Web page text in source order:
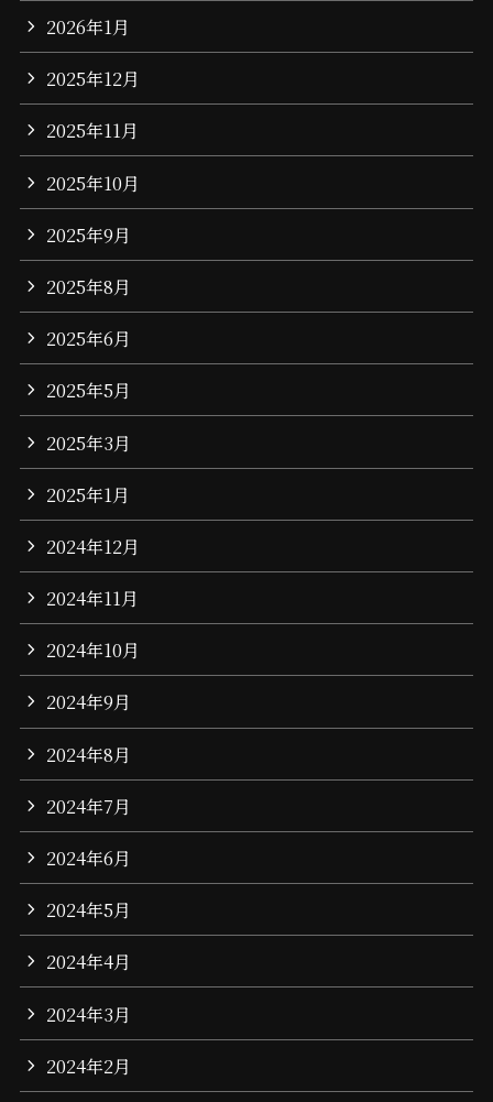
2026年1月
2025年12月
2025年11月
2025年10月
2025年9月
2025年8月
2025年6月
2025年5月
2025年3月
2025年1月
2024年12月
2024年11月
2024年10月
2024年9月
2024年8月
2024年7月
2024年6月
2024年5月
2024年4月
2024年3月
2024年2月